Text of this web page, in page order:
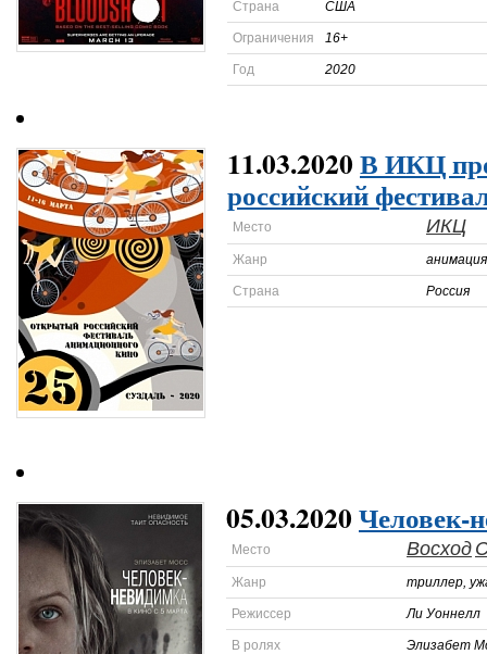
Страна США
Ограничения 16+
Год 2020
11.03.2020В ИКЦ
российский
Место ИКЦ
Жанр анимация
Страна Россия
05.03.2020Человек-
Место Восход
Жанр триллер,
Режиссер Ли Уоннелл
В ролях Элизабет